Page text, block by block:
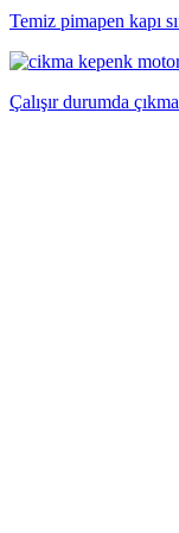
Temiz pimapen kapı
Çalışır durumda